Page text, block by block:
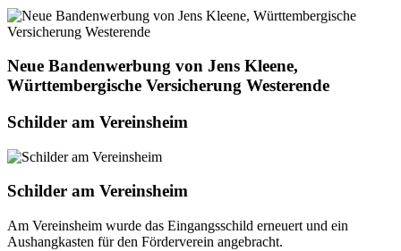
Neue Bandenwerbung von Jens Kleene,
Württembergische Versicherung Westerende
Schilder am Vereinsheim
Schilder am Vereinsheim
Am Vereinsheim wurde das Eingangsschild erneuert und ein
Aushangkasten für den Förderverein angebracht.